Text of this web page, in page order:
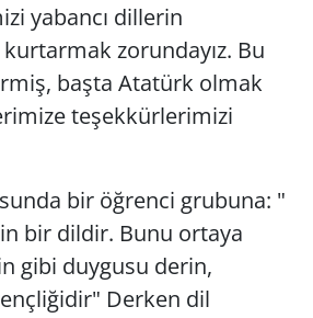
yabancı dillerin
zorundayız. Bu
başta Atatürk olmak
teşekkürlerimizi
bir öğrenci grubuna: "
bir dildir. Bunu ortaya
gibi duygusu derin,
Derken dil